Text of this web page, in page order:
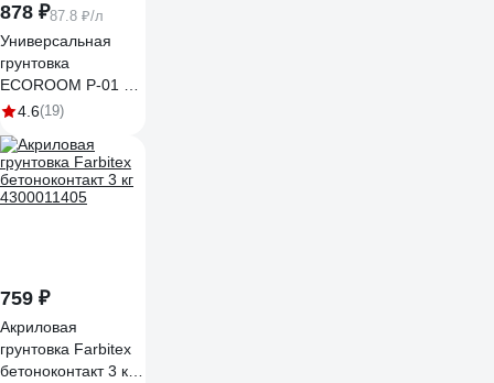
878 ₽87.8 ₽/л
Универсальная
грунтовка
ECOROOM P-01 10
кг E-Грунт-120
4.6(19)
759 ₽
Акриловая
грунтовка Farbitex
бетоноконтакт 3 кг